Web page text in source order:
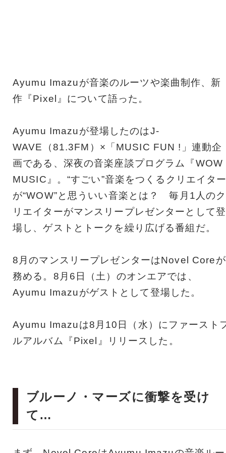
Ayumu Imazuが音楽のルーツや楽曲制作、新
作『Pixel』について語った。
Ayumu Imazuが登場したのはJ-
WAVE（81.3FM）×「MUSIC FUN !」連動企
画である、深夜の音楽座談プログラム『WOW
MUSIC』。“すごい”音楽をつくるクリエイタ
が“WOW”と思ういい音楽とは？ 毎月1人のク
リエイターがマンスリープレゼンターとして登
場し、ゲストとトークを繰り広げる番組だ。
8月のマンスリープレゼンターはNovel Coreが
務める。8月6日（土）のオンエアでは、
Ayumu Imazuがゲストとして登場した。
Ayumu Imazuは8月10日（水）にファースト
ルアルバム『Pixel』リリースした。
ブルーノ・マーズに衝撃を受け
て…